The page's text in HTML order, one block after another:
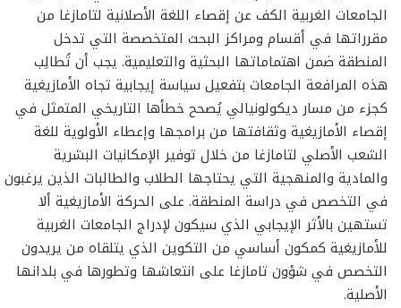
الجامعات الغربية الكف عن إقصاء اللغة الأصلانية لتامازغا من
مقرراتها في أقسام ومراكز البحث المتخصصة التي تدخل
المنطقة ضمن اهتماماتها البحثية والتعليمية. يجب أن تُطالِب
هذه المرافعة الجامعات بتفعيل سياسة إيجابية تجاه الأمازيغية
كجزء من مسار ديكولونيالي يُصحح خطأها التاريخي المتمثل في
إقصاء الأمازيغية وثقافتها من برامجها وإعطاء الأولوية للغة
الشعب الأصلي لتامازغا من خلال توفير الإمكانيات البشرية
والمادية والمنهجية التي يحتاجها الطلاب والطالبات الذين يرغبون
في التخصص في دراسة المنطقة. على الحركة الأمازيغية ألا
تستهين بالأثر الإيجابي الذي سيكون لإدراج الجامعات الغربية
للأمازيغية كمكون أساسي من التكوين الذي يتلقاه من يريدون
التخصص في شؤون تامازغا على انتعاشها وتطورها في بلدانها
الأصلية.